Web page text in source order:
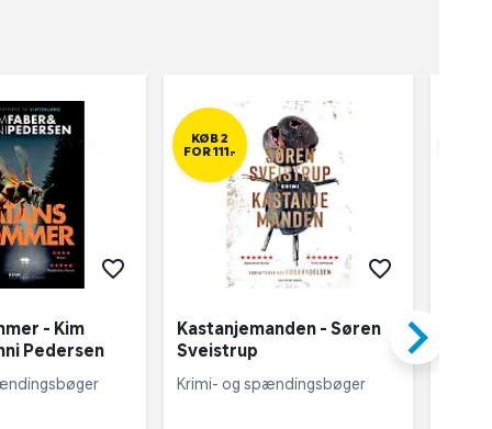
- Kim
Pedersen
KØB 2
FOR 111,-
Kastanjemanden - Søren
Sveistrup
Krimi- og spændingsbøger
keyboard_arrow_right